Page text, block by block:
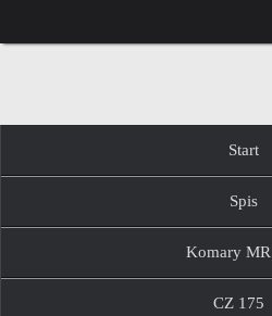
do
treści
Start
Spis
Komary
CZ 175